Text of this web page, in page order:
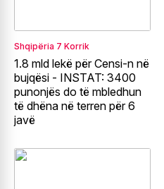
Shqipëria 7 Korrik
1.8 mld lekë për Censi-n në
bujqësi - INSTAT: 3400
punonjës do të mbledhun
të dhëna në terren për 6
javë